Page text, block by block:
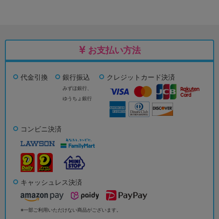
お支払い方法
代金引換 銀行振込
みずほ銀行、
ゆうちょ銀行
クレジットカード決済
コンビニ決済
キャッシュレス決済
※一部ご利用いただけない商品がございます。